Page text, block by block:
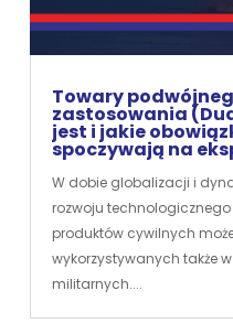
Towary
zastosowania
jest i jakie
spoczywają na
W dobie globalizacji i
rozwoju
produktów cywilnych
wykorzystywanych także
militarnych....